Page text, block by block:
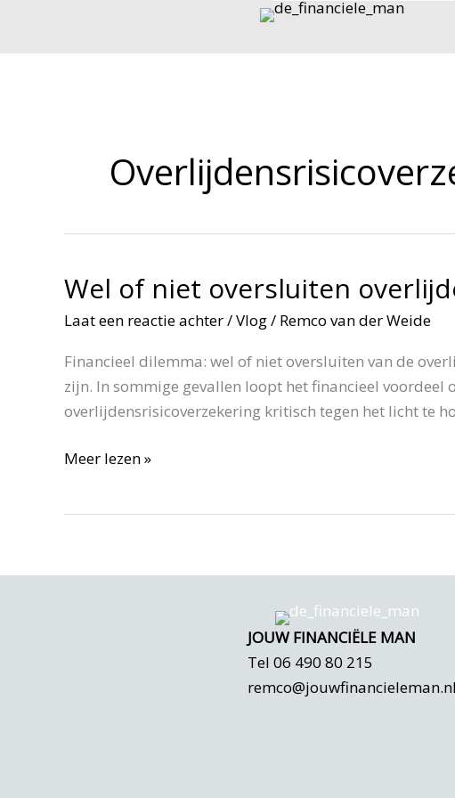
Wel of niet oversluiten
Laat een reactie achter/Vlog/ Remco van der Weide
Financieel dilemma: wel of niet oversluiten van de
zijn. In sommige gevallen loopt het financieel
overlijdensrisicoverzekering kritisch tegen het licht te
Wel
Meer lezen »
JOUW FINANCIËLE MAN
Tel 06 490 80 215
remco@jouwfinancieleman.nl